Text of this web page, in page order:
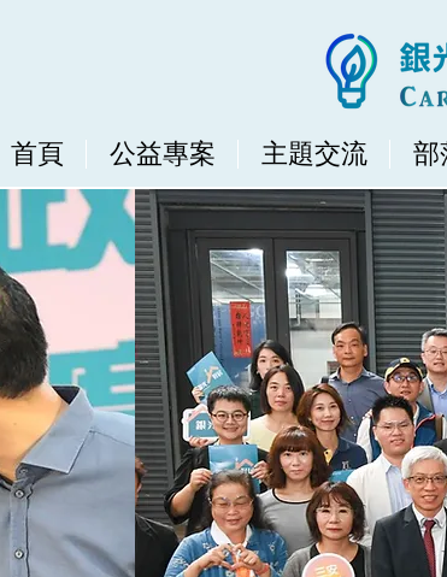
首頁 公益專案 主題交流 部